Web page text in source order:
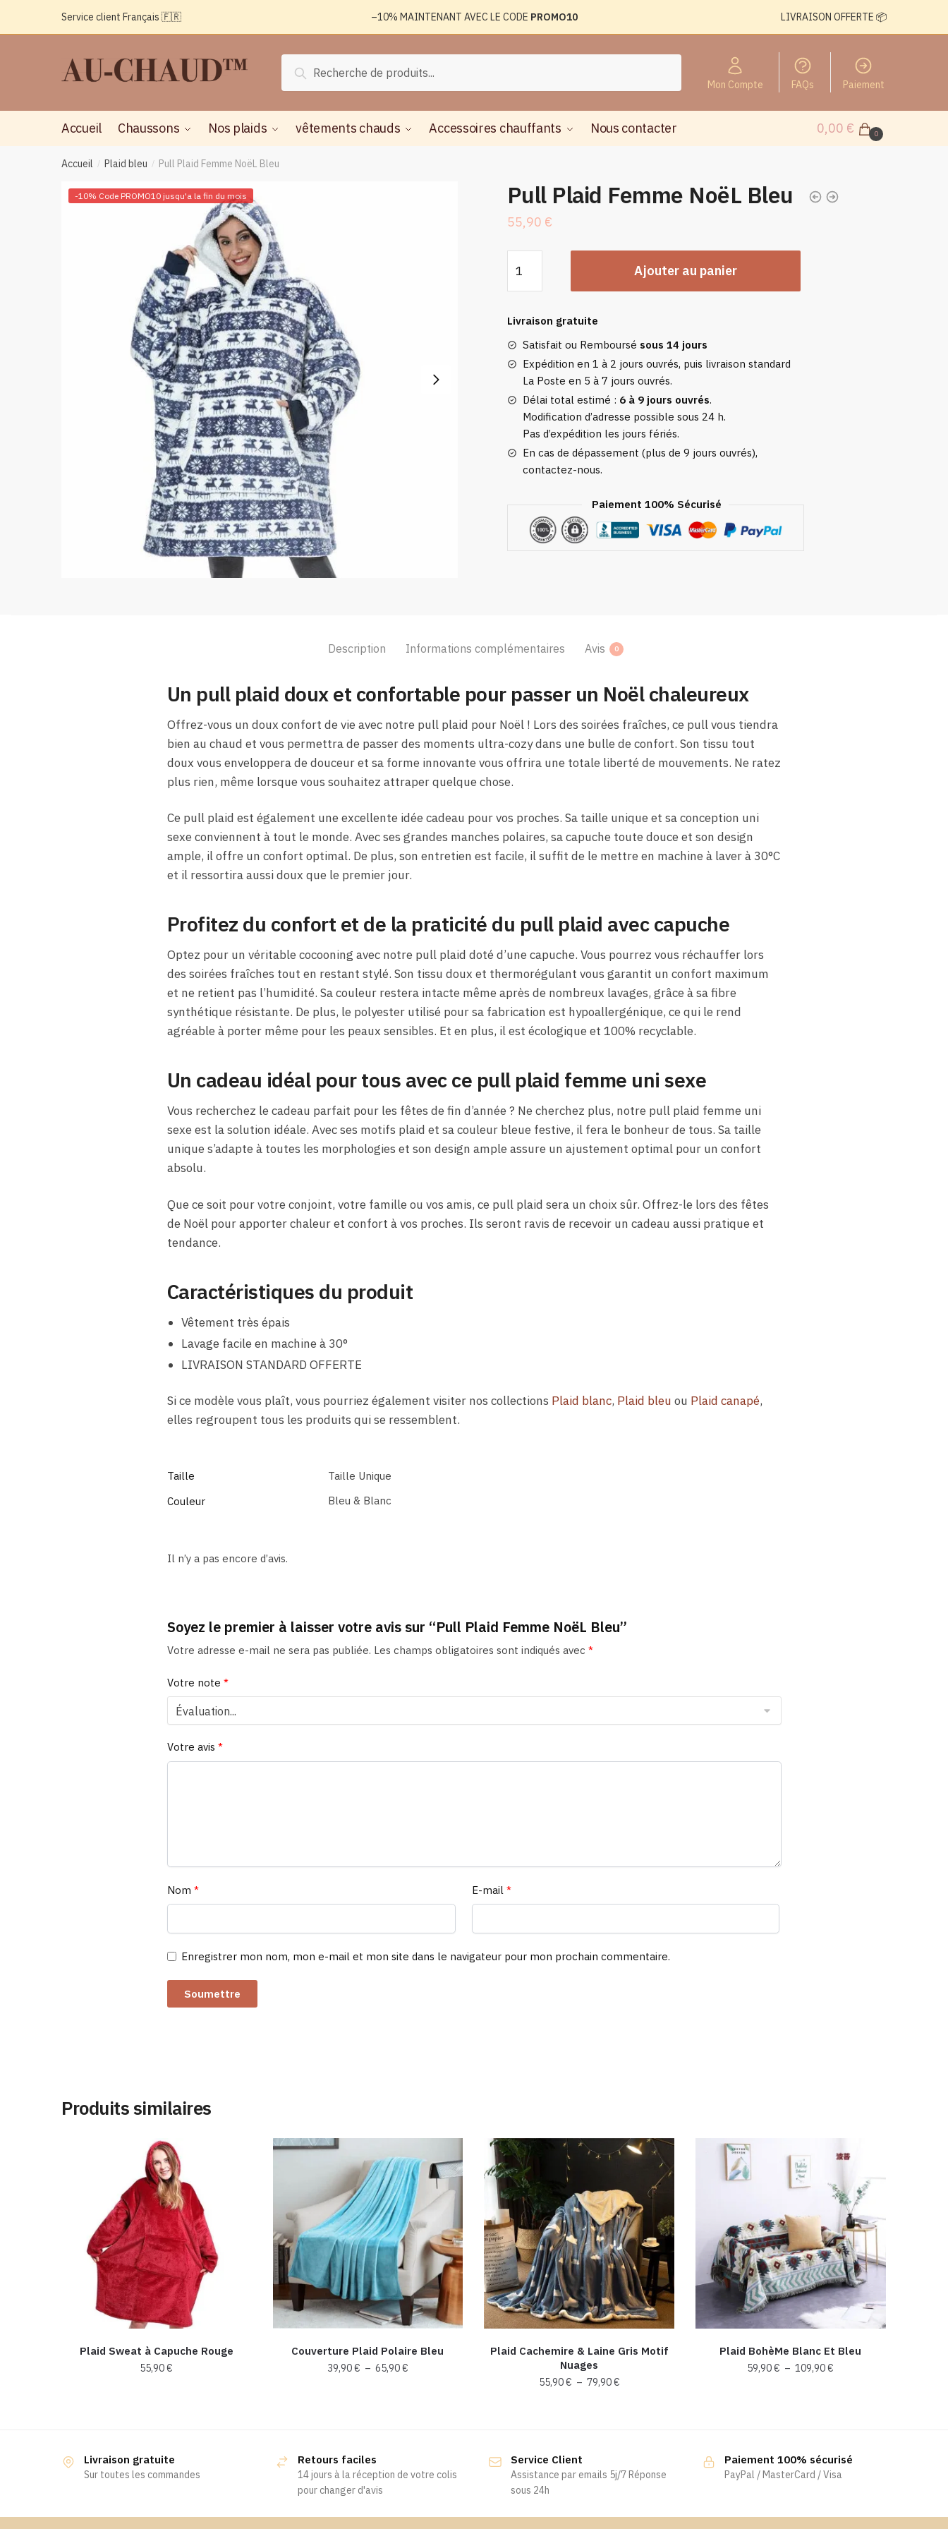
Service client Français 🇫🇷 –10% MAINTENANT AVEC LE CODE PROMO10 LIVRAISON OFFERTE 📦
pour :
Recherche
Mon Compte FAQs Paiement
Accueil Chaussons Nos plaids vêtements chauds Accessoires chauffants Nous contacter 0,00 € 0
Accueil / Plaid bleu / Pull Plaid Femme NoëL Bleu
-10% Code PROMO10 jusqu'a la fin du mois Pull Plaid Femme NoëL Bleu
55,90 €
de
Pull
Femme
NoëL
Bleu
Ajouter au panier
Livraison gratuite
Satisfait ou Remboursé sous 14 jours
Expédition en 1 à 2 jours ouvrés, puis livraison standard
La Poste en 5 à 7 jours ouvrés.
Délai total estimé : 6 à 9 jours ouvrés.
Modification d’adresse possible sous 24 h.
Pas d’expédition les jours fériés.
En cas de dépassement (plus de 9 jours ouvrés),
contactez-nous.
Paiement 100% Sécurisé
Description Informations complémentaires Avis 0
Un pull plaid doux et confortable pour passer un Noël chaleureux
Offrez-vous un doux confort de vie avec notre pull plaid pour Noël ! Lors des soirées fraîches, ce pull vous tiendra
bien au chaud et vous permettra de passer des moments ultra-cozy dans une bulle de confort. Son tissu tout
doux vous enveloppera de douceur et sa forme innovante vous offrira une totale liberté de mouvements. Ne ratez
plus rien, même lorsque vous souhaitez attraper quelque chose.
Ce pull plaid est également une excellente idée cadeau pour vos proches. Sa taille unique et sa conception uni
sexe conviennent à tout le monde. Avec ses grandes manches polaires, sa capuche toute douce et son design
ample, il offre un confort optimal. De plus, son entretien est facile, il suffit de le mettre en machine à laver à 30°C
et il ressortira aussi doux que le premier jour.
Profitez du confort et de la praticité du pull plaid avec capuche
Optez pour un véritable cocooning avec notre pull plaid doté d’une capuche. Vous pourrez vous réchauffer lors
des soirées fraîches tout en restant stylé. Son tissu doux et thermorégulant vous garantit un confort maximum
et ne retient pas l’humidité. Sa couleur restera intacte même après de nombreux lavages, grâce à sa fibre
synthétique résistante. De plus, le polyester utilisé pour sa fabrication est hypoallergénique, ce qui le rend
agréable à porter même pour les peaux sensibles. Et en plus, il est écologique et 100% recyclable.
Un cadeau idéal pour tous avec ce pull plaid femme uni sexe
Vous recherchez le cadeau parfait pour les fêtes de fin d’année ? Ne cherchez plus, notre pull plaid femme uni
sexe est la solution idéale. Avec ses motifs plaid et sa couleur bleue festive, il fera le bonheur de tous. Sa taille
unique s’adapte à toutes les morphologies et son design ample assure un ajustement optimal pour un confort
absolu.
Que ce soit pour votre conjoint, votre famille ou vos amis, ce pull plaid sera un choix sûr. Offrez-le lors des fêtes
de Noël pour apporter chaleur et confort à vos proches. Ils seront ravis de recevoir un cadeau aussi pratique et
tendance.
Caractéristiques du produit
Vêtement très épais
Lavage facile en machine à 30°
LIVRAISON STANDARD OFFERTE
Si ce modèle vous plaît, vous pourriez également visiter nos collections Plaid blanc, Plaid bleu ou Plaid canapé,
elles regroupent tous les produits qui se ressemblent.
Taille
Taille Unique
Couleur
Bleu & Blanc
Il n’y a pas encore d’avis.
Soyez le premier à laisser votre avis sur “Pull Plaid Femme NoëL Bleu”
Votre adresse e-mail ne sera pas publiée. Les champs obligatoires sont indiqués avec *
Votre note *
Votre avis *
Nom * E-mail*
Enregistrer mon nom, mon e-mail et mon site dans le navigateur pour mon prochain commentaire.
Produits similaires
Plaid Sweat à Capuche Rouge
55,90€
Couverture Plaid Polaire Bleu
39,90€ – 65,90€Plage
variations.
Les
peuvent
Plaid Cachemire & Laine Gris Motif
Nuages
55,90€ – 79,90€Plage
plusieurs
variations.
options
Plaid BohèMe Blanc Et Bleu
59,90€ – 109,90€
variations.
peuvent
Livraison gratuite
Sur toutes les commandes
Retours faciles
14 jours à la réception de votre colis
pour changer d'avis
Service Client
Assistance par emails 5j/7 Réponse
sous 24h
Paiement 100% sécurisé
PayPal / MasterCard / Visa